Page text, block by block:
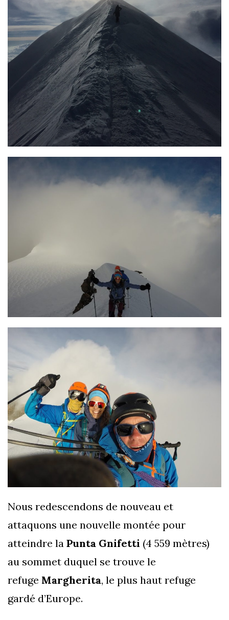
Nous redescendons de nouveau et
attaquons une nouvelle montée pour
atteindre la Punta Gnifetti (4 559 mètres)
au sommet duquel se trouve le
refuge Margherita, le plus haut refuge
gardé d’Europe.